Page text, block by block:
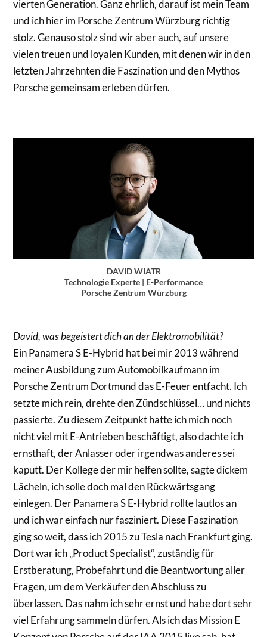
vierten Generation. Ganz ehrlich, darauf ist mein Team
und ich hier im Porsche Zentrum Würzburg richtig
stolz. Genauso stolz sind wir aber auch, auf unsere
vielen treuen und loyalen Kunden, mit denen wir in den
letzten Jahrzehnten die Faszination und den Mythos
Porsche gemeinsam erleben dürfen.
DAVID WIATR
Technologie Experte | E-Performance
Porsche Zentrum Würzburg
David, was begeistert dich an der Elektromobilität?
Ein Panamera S E-Hybrid hat bei mir 2013 während
meiner Ausbildung zum Automobilkaufmann im
Porsche Zentrum Dortmund das E-Feuer entfacht. Ich
setzte mich rein, drehte den Zündschlüssel… und nichts
passierte. Zu diesem Zeitpunkt hatte ich mich noch
nicht viel mit E-Antrieben beschäftigt, also dachte ich
ernsthaft, der Anlasser oder irgendwas anderes sei
kaputt. Der Kollege der mir helfen sollte, sagte dickem
Lächeln, ich solle doch mal den Rückwärtsgang
einlegen. Der Panamera S E-Hybrid rollte lautlos an
und ich war einfach nur fasziniert. Diese Faszination
ging so weit, dass ich 2015 zu Tesla nach Frankfurt ging.
Dort war ich „Product Specialist“, zuständig für
Erstberatung, Probefahrt und die Beantwortung aller
Fragen, um dem Verkäufer den Abschluss zu
überlassen. Das nahm ich sehr ernst und habe dort sehr
viel Erfahrung sammeln dürfen. Als ich das Mission E